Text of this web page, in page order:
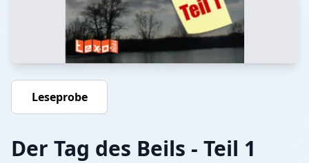
Leseprobe
Der Tag des Beils - Teil 1